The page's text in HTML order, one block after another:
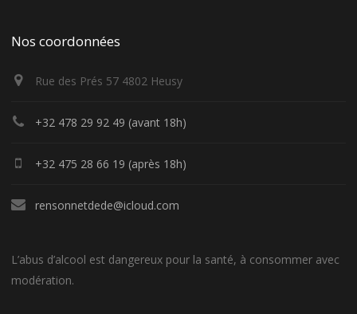
Nos coordonnées
Rue des Prés 57 4802 Heusy
+32 478 29 92 49 (avant 18h)
+32 475 28 66 19 (après 18h)
rensonnetdede@icloud.com
L’abus d’alcool est dangereux pour la santé, à consommer avec
modération.